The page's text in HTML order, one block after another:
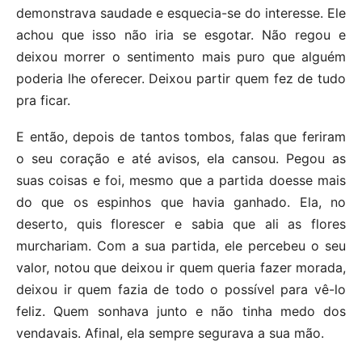
demonstrava saudade e esquecia-se do interesse. Ele
achou que isso não iria se esgotar. Não regou e
deixou morrer o sentimento mais puro que alguém
poderia lhe oferecer. Deixou partir quem fez de tudo
pra ficar.
E então, depois de tantos tombos, falas que feriram
o seu coração e até avisos, ela cansou. Pegou as
suas coisas e foi, mesmo que a partida doesse mais
do que os espinhos que havia ganhado. Ela, no
deserto, quis florescer e sabia que ali as flores
murchariam. Com a sua partida, ele percebeu o seu
valor, notou que deixou ir quem queria fazer morada,
deixou ir quem fazia de todo o possível para vê-lo
feliz. Quem sonhava junto e não tinha medo dos
vendavais. Afinal, ela sempre segurava a sua mão.